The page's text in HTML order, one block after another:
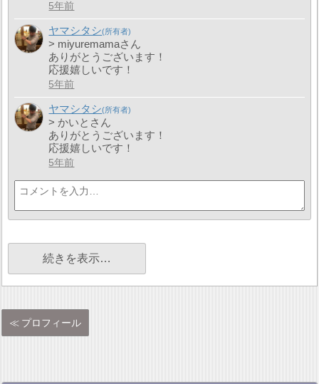
5年前
ヤマシタシ
> miyuremamaさん
ありがとうございます！
応援嬉しいです！
5年前
ヤマシタシ
> かいとさん
ありがとうございます！
応援嬉しいです！
5年前
続きを表示…
プロフィール